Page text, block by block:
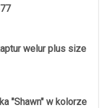
welur plus size
"Shawn" w kolorze